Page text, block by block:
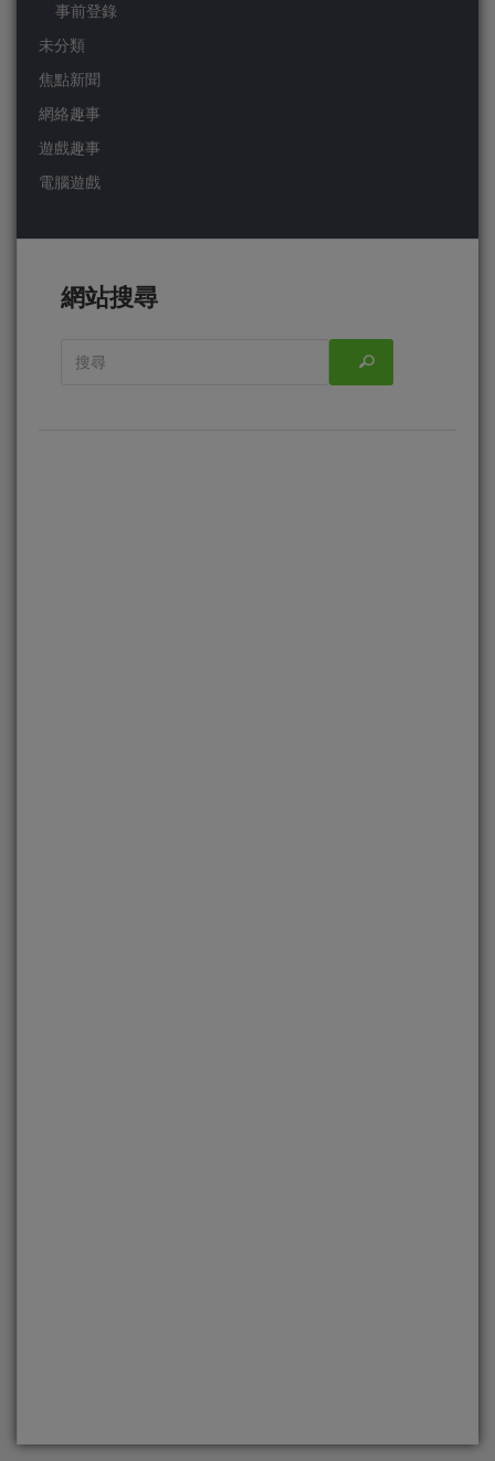
事前登錄
未分類
焦點新聞
網絡趣事
遊戲趣事
電腦遊戲
網站搜尋